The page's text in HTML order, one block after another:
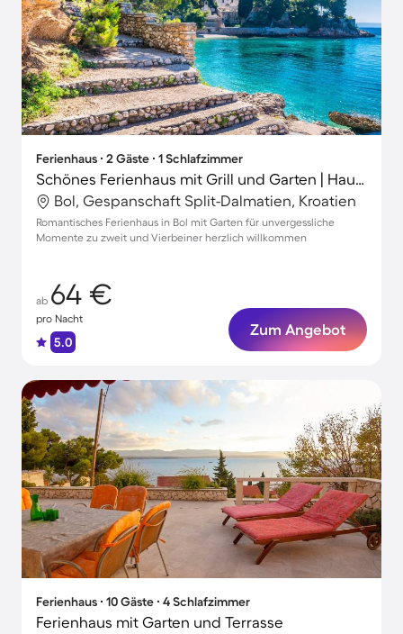
Ferienhaus ∙ 2 Gäste ∙ 1 Schlafzimmer
Schönes Ferienhaus mit Grill und Garten | Haustierfreundlich
Bol, Gespanschaft Split-Dalmatien, Kroatien
Romantisches Ferienhaus in Bol mit Garten für unvergessliche
Momente zu zweit und Vierbeiner herzlich willkommen
ab 64 €
pro Nacht
5.0
Zum Angebot
Ferienhaus ∙ 10 Gäste ∙ 4 Schlafzimmer
Ferienhaus mit Garten und Terrasse